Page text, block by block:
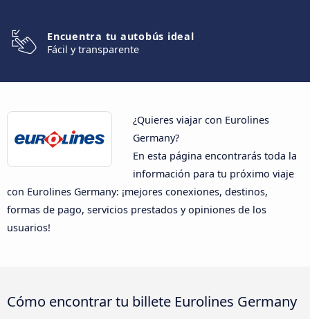
Encuentra tu autobús ideal
Fácil y transparente
¿Quieres viajar con Eurolines
Germany?
En esta página encontrarás toda la
información para tu próximo viaje
con Eurolines Germany: ¡mejores conexiones, destinos,
formas de pago, servicios prestados y opiniones de los
usuarios!
Cómo encontrar tu billete Eurolines Germany